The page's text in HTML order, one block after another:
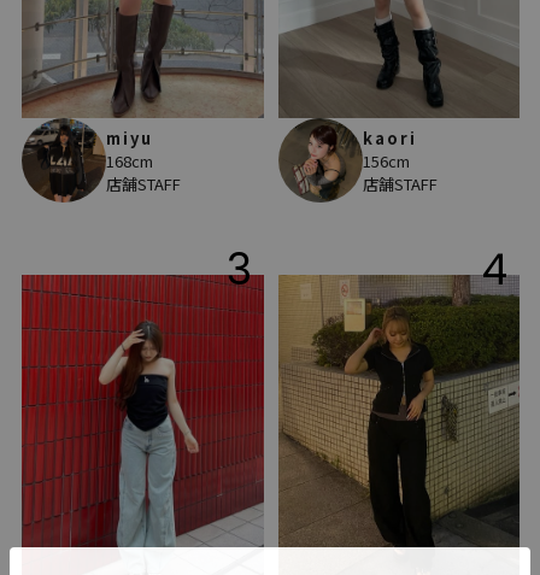
miyu
168cm
店舗STAFF
kaori
156cm
店舗STAFF
3 4